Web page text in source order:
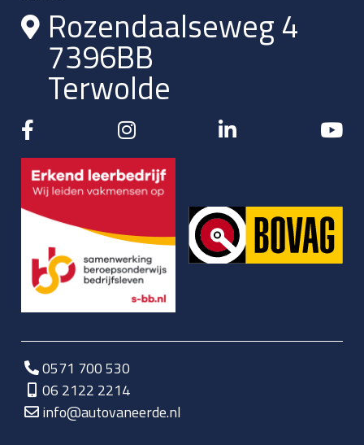
Rozendaalseweg 4
7396BB
Terwolde
0571 700 530
06 2122 2214
info@autovaneerde.nl